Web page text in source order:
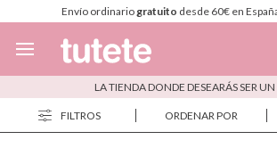
Envío ordinariogratuito desde 60€ en
Español
Italiano
LA TIENDA DONDE DESEARÁS SER
FILTROS ORDENAR POR